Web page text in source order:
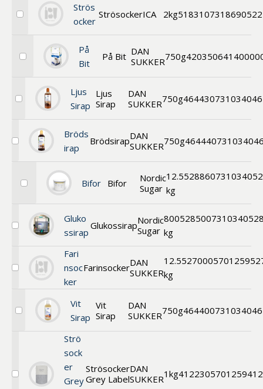
Välj
Strös
ocker
StrösockerICA 2kg51831
Välj
Bit
På
Bit
På Bit DAN
SUKKER750g42035
Välj
Sirap
Ljus
Sirap
Ljus
Sirap
DAN
SUKKER750g46443
Välj
Bröds
irap
BrödsirapDAN
SUKKER750g46444
Välj
Bifor Bifor
Nordic
Sugar
12.5
kg
52886
Välj
Gluko
ssirap
GlukossirapNordic
Sugar
800
kg
52850
Välj
Fari
nsoc
ker
FarinsockerDAN
SUKKER
12.5
kg
52700
Välj
Sirap
Vit
Sirap
Vit
Sirap
DAN
SUKKER750g46440
Välj
Strö
sock
er
Grey
Strösocker
Grey Label
DAN
SUKKER1kg41223